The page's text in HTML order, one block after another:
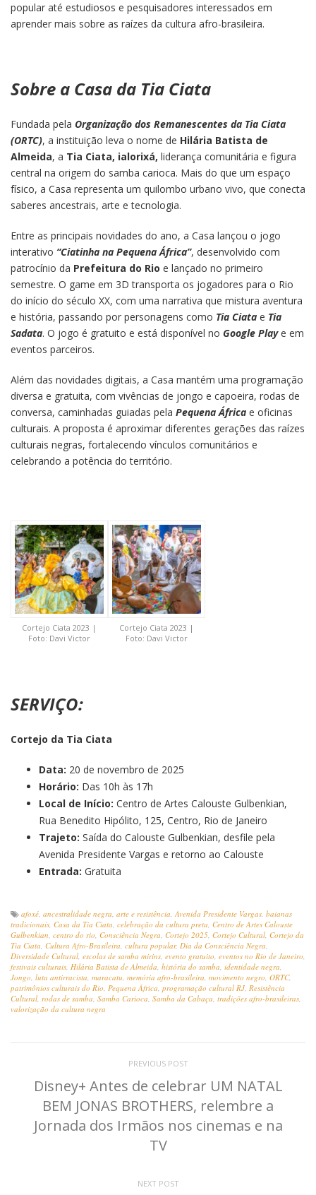
popular até estudiosos e pesquisadores interessados em
aprender mais sobre as raízes da cultura afro-brasileira.
Sobre a Casa da Tia Ciata
Fundada pela Organização dos Remanescentes da Tia Ciata
(ORTC), a instituição leva o nome de Hilária Batista de
Almeida, a Tia Ciata, ialorixá, liderança comunitária e figura
central na origem do samba carioca. Mais do que um espaço
físico, a Casa representa um quilombo urbano vivo, que conecta
saberes ancestrais, arte e tecnologia.
Entre as principais novidades do ano, a Casa lançou o jogo
interativo “Ciatinha na Pequena África”, desenvolvido com
patrocínio da Prefeitura do Rio e lançado no primeiro
semestre. O game em 3D transporta os jogadores para o Rio
do início do século XX, com uma narrativa que mistura aventura
e história, passando por personagens como Tia Ciata e Tia
Sadata. O jogo é gratuito e está disponível no Google Play e em
eventos parceiros.
Além das novidades digitais, a Casa mantém uma programação
diversa e gratuita, com vivências de jongo e capoeira, rodas de
conversa, caminhadas guiadas pela Pequena África e oficinas
culturais. A proposta é aproximar diferentes gerações das raízes
culturais negras, fortalecendo vínculos comunitários e
celebrando a potência do território.
Cortejo Ciata 2023 |
Foto: Davi Victor
Cortejo Ciata 2023 |
Foto: Davi Victor
SERVIÇO:
Cortejo da Tia Ciata
Data: 20 de novembro de 2025
Horário: Das 10h às 17h
Local de Início: Centro de Artes Calouste Gulbenkian,
Rua Benedito Hipólito, 125, Centro, Rio de Janeiro
Trajeto: Saída do Calouste Gulbenkian, desfile pela
Avenida Presidente Vargas e retorno ao Calouste
Entrada: Gratuita
afoxé ancestralidade negra arte e resistência Avenida Presidente Vargas baianas
tradicionais Casa da Tia Ciata celebração da cultura preta Centro de Artes Calouste
Gulbenkian centro do rio Consciência Negra Cortejo 2025 Cortejo Cultural Cortejo da
Tia Ciata Cultura Afro-Brasileira cultura popular, Dia da Consciência Negra
Diversidade Cultural escolas de samba mirins evento gratuito eventos no Rio de Janeiro
festivais culturais Hilária Batista de Almeida história do samba identidade negra
Jongo luta antirracista maracatu memória afro-brasileira movimento negro ORTC,
patrimônios culturais do Rio Pequena África programação cultural RJ Resistência
Cultural rodas de samba Samba Carioca Samba da Cabaça tradições afro-brasileiras
valorização da cultura negra
PREVIOUS POST
Disney+ Antes de celebrar UM NATAL
BEM JONAS BROTHERS, relembre a
Jornada dos Irmãos nos cinemas e na
TV
NEXT POST